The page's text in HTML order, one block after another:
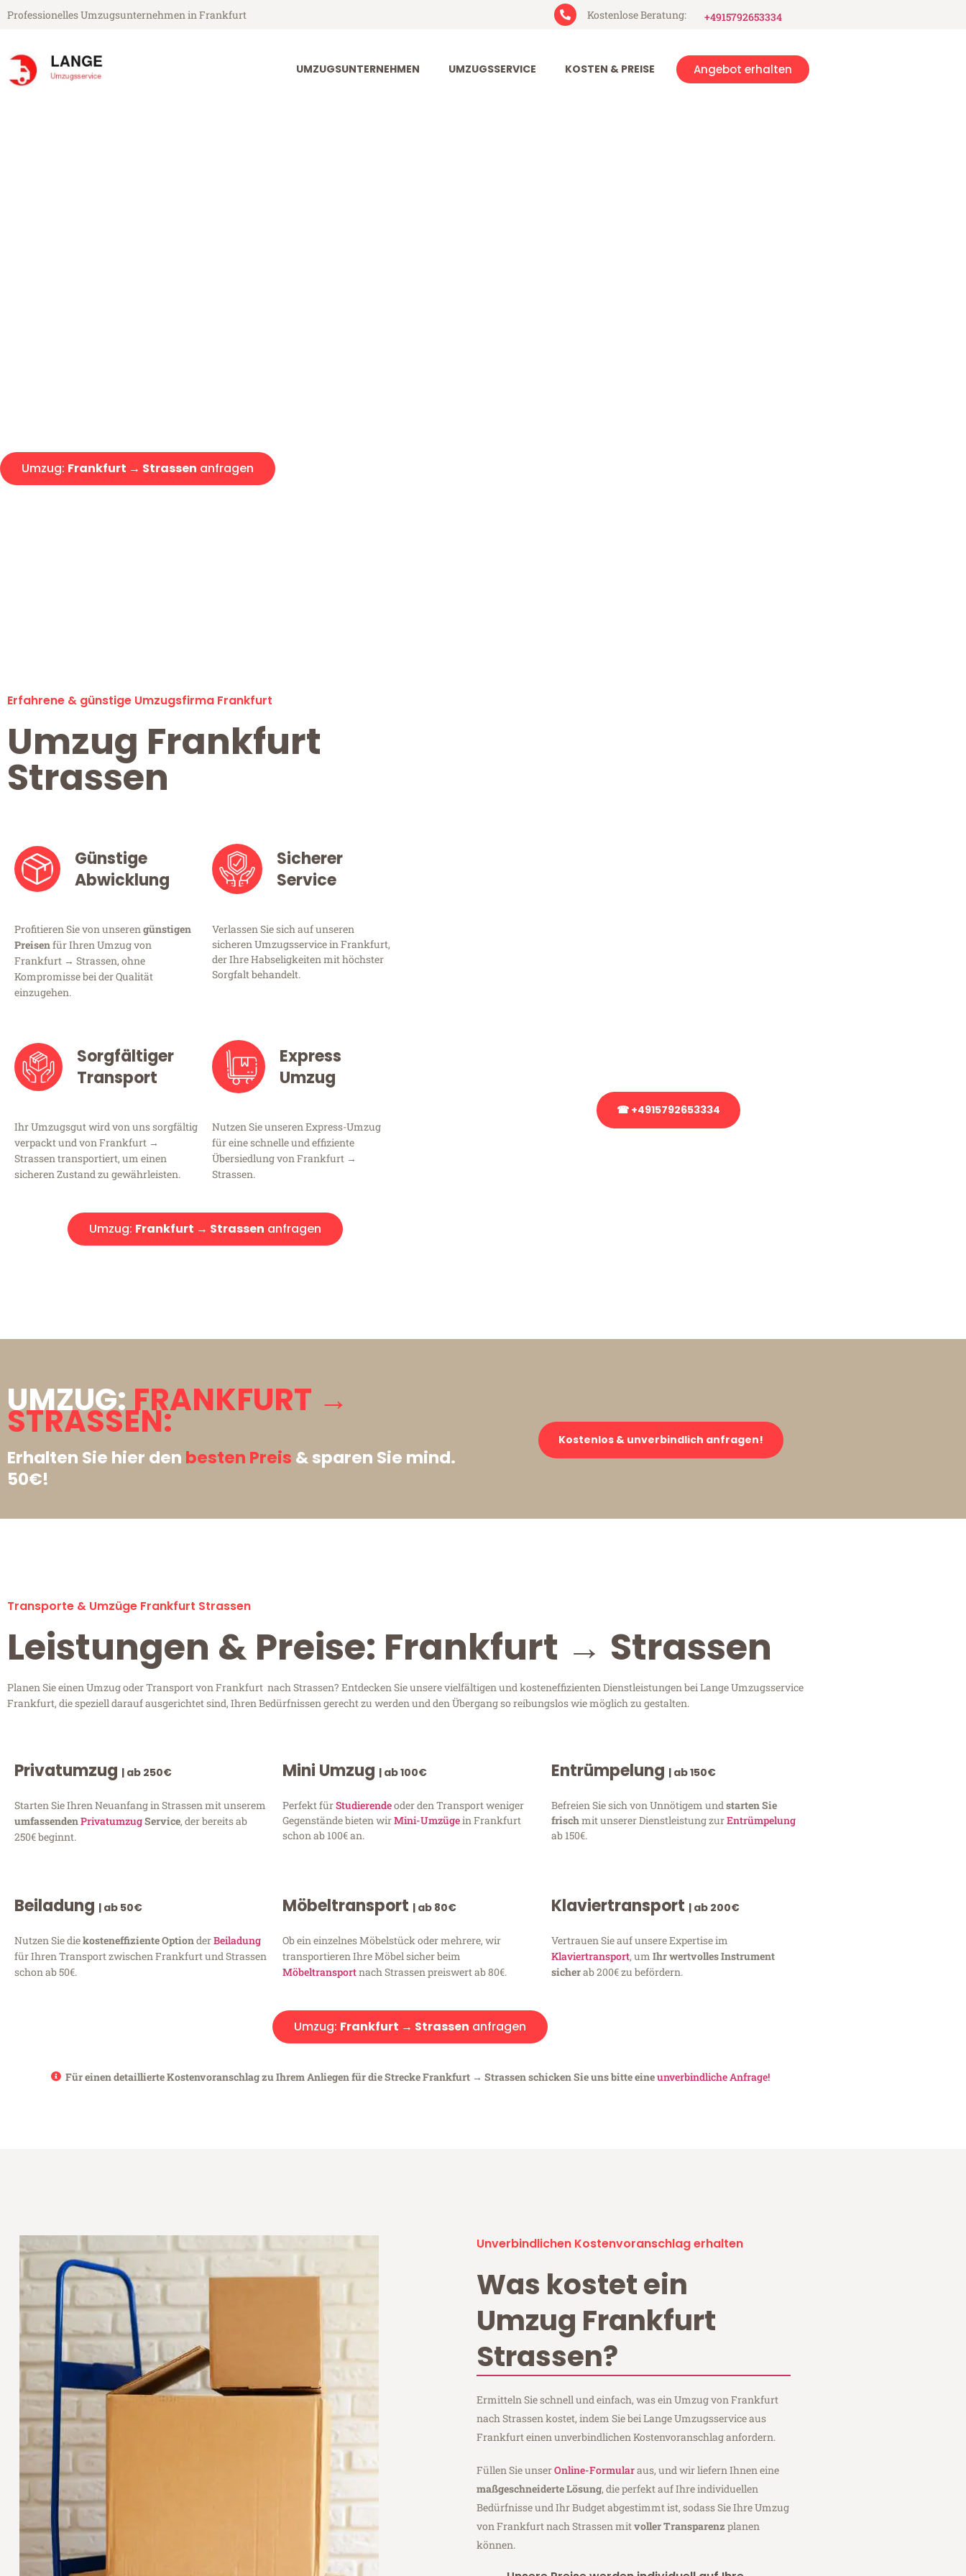
Professionelles Umzugsunternehmen in Frankfurt Kostenlose Beratung: +4915792653334
UMZUGSUNTERNEHMEN UMZUGSSERVICE KOSTEN & PREISE Angebot erhalten
Umzug: Frankfurt → Strassen anfragen
Erfahrene & günstige Umzugsfirma Frankfurt
Umzug Frankfurt
Strassen
Günstige
Abwicklung
Profitieren Sie von unserengünstigen
Preisenfür Ihren Umzug von
Frankfurt → Strassen, ohne
Kompromisse bei der Qualität
einzugehen.
Sicherer
Service
Verlassen Sie sich auf unseren
sicheren Umzugsservice in Frankfurt,
der Ihre Habseligkeiten mit höchster
Sorgfalt behandelt.
Sorgfältiger
Transport
Ihr Umzugsgut wird von uns sorgfältig
verpackt und von Frankfurt →
Strassen transportiert, um einen
sicheren Zustand zu gewährleisten.
Express
Umzug
Nutzen Sie unseren Express-Umzug
für eine schnelle und effiziente
Übersiedlung von Frankfurt →
Strassen.
Umzug: Frankfurt → Strassen anfragen
☎ +4915792653334
UMZUG:FRANKFURT →
STRASSEN:
Erhalten Sie hier den besten Preis & sparen Sie mind.
50€!
Kostenlos & unverbindlich anfragen!
Transporte & Umzüge Frankfurt Strassen
Leistungen & Preise: Frankfurt → Strassen
Planen Sie einen Umzug oder Transport von Frankfurt nach Strassen? Entdecken Sie unsere vielfältigen und kosteneffizienten Dienstleistungen bei Lange Umzugsservice
Frankfurt, die speziell darauf ausgerichtet sind, Ihren Bedürfnissen gerecht zu werden und den Übergang so reibungslos wie möglich zu gestalten.
Privatumzug | ab 250€
Starten Sie Ihren Neuanfang in Strassen mit unserem
umfassendenPrivatumzugService, der bereits ab
250€ beginnt.
Mini Umzug | ab 100€
Perfekt fürStudierendeoder den Transport weniger
Gegenstände bieten wirMini-Umzügein Frankfurt
schon ab 100€ an.
Entrümpelung | ab 150€
Befreien Sie sich von Unnötigem undstarten Sie
frischmit unserer Dienstleistung zurEntrümpelung
ab 150€.
Beiladung | ab 50€
Nutzen Sie diekosteneffiziente OptionderBeiladung
für Ihren Transport zwischen Frankfurt und Strassen
schon ab 50€.
Möbeltransport | ab 80€
Ob ein einzelnes Möbelstück oder mehrere, wir
transportieren Ihre Möbel sicher beim
Möbeltransportnach Strassen preiswert ab 80€.
Klaviertransport | ab 200€
Vertrauen Sie auf unsere Expertise im
Klaviertransport, um Ihr wertvolles Instrument
sicherab 200€ zu befördern.
Umzug: Frankfurt → Strassen anfragen
Für einen detaillierte Kostenvoranschlag zu Ihrem Anliegen für die Strecke Frankfurt → Strassen schicken Sie uns bitte eineunverbindliche Anfrage!
Unverbindlichen Kostenvoranschlag erhalten
Was kostet ein
Umzug Frankfurt
Strassen?
Ermitteln Sie schnell und einfach, was ein Umzug von Frankfurt
nach Strassen kostet, indem Sie bei Lange Umzugsservice aus
Frankfurt einen unverbindlichen Kostenvoranschlag anfordern.
Füllen Sie unserOnline-Formularaus, und wir liefern Ihnen eine
maßgeschneiderte Lösung, die perfekt auf Ihre individuellen
Bedürfnisse und Ihr Budget abgestimmt ist, sodass Sie Ihre Umzug
von Frankfurt nach Strassen mitvoller Transparenz planen
können.